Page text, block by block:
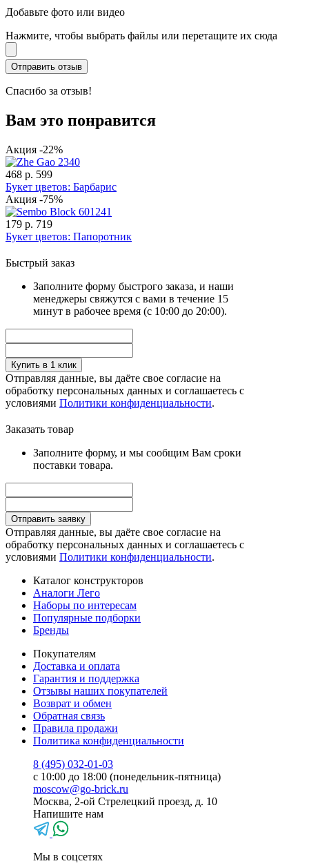
Добавьте фото или видео
Нажмите, чтобы выбрать файлы или перетащите их сюда
Спасибо за отзыв!
Вам это понравится
Акция -22%
468 р. 599
Букет цветов: Барбарис
Акция -75%
179 р. 719
Букет цветов: Папоротник
Быстрый заказ
Заполните форму быстрого заказа, и наши
менеджеры свяжутся с вами в течение 15
минут в рабочее время (с 10:00 до 20:00).
Купить в 1 клик
Отправляя данные, вы даёте свое согласие на
обработку персональных данных и соглашаетесь с
условиями Политики конфиденциальности.
Заказать товар
Заполните форму, и мы сообщим Вам сроки
поставки товара.
Отправить заявку
Отправляя данные, вы даёте свое согласие на
обработку персональных данных и соглашаетесь с
условиями Политики конфиденциальности.
Каталог конструкторов
Аналоги Лего
Наборы по интересам
Популярные подборки
Бренды
Покупателям
Доставка и оплата
Гарантия и поддержка
Отзывы наших покупателей
Возврат и обмен
Обратная связь
Правила продажи
Политика конфиденциальности
8 (495) 032-01-03
с 10:00 до 18:00 (понедельник-пятница)
moscow@go-brick.ru
Москва, 2-ой Стрелецкий проезд, д. 10
Напишите нам
Мы в соцсетях